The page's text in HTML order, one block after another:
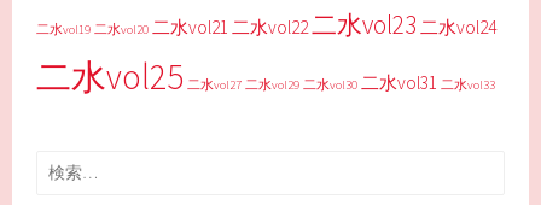
二水vol19 二水vol20 二水vol21 二水vol22二水vol23 二水vol24
二水vol25 二水vol27 二水vol29 二水vol30 二水vol31 二水vol33
検